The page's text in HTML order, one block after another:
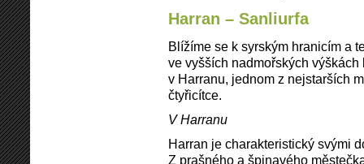
Harran – Sanliurfa
Blížíme se k syrským hranicím a
ve vyšších nadmořských
v Harranu, jednom z nejstarších
čtyřicítce.
V Harranu
Harran je charakteristický svými
Z prašného a špinavého